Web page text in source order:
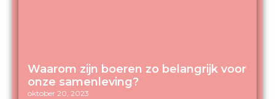
Waarom zijn boeren zo belangrijk voor
onze samenleving?
oktober 20, 2023